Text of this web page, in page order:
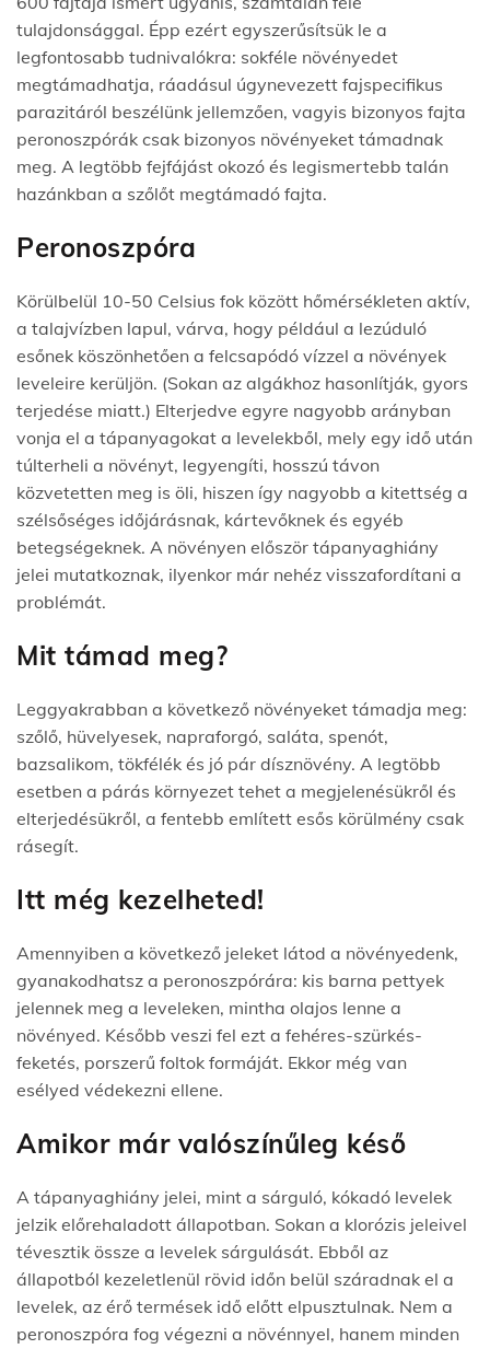
tulajdonsággal. Épp ezért egyszerűsítsük le a
legfontosabb tudnivalókra: sokféle növényedet
megtámadhatja, ráadásul úgynevezett fajspecifikus
parazitáról beszélünk jellemzően, vagyis bizonyos fajta
peronoszpórák csak bizonyos növényeket támadnak
meg. A legtöbb fejfájást okozó és legismertebb talán
hazánkban a szőlőt megtámadó fajta.
Peronoszpóra
Körülbelül 10-50 Celsius fok között hőmérsékleten aktív,
a talajvízben lapul, várva, hogy például a lezúduló
esőnek köszönhetően a felcsapódó vízzel a növények
leveleire kerüljön. (Sokan az algákhoz hasonlítják, gyors
terjedése miatt.) Elterjedve egyre nagyobb arányban
vonja el a tápanyagokat a levelekből, mely egy idő után
túlterheli a növényt, legyengíti, hosszú távon
közvetetten meg is öli, hiszen így nagyobb a kitettség a
szélsőséges időjárásnak, kártevőknek és egyéb
betegségeknek. A növényen először tápanyaghiány
jelei mutatkoznak, ilyenkor már nehéz visszafordítani a
problémát.
Mit támad meg?
Leggyakrabban a következő növényeket támadja meg:
szőlő, hüvelyesek, napraforgó, saláta, spenót,
bazsalikom, tökfélék és jó pár dísznövény. A legtöbb
esetben a párás környezet tehet a megjelenésükről és
elterjedésükről, a fentebb említett esős körülmény csak
rásegít.
Itt még kezelheted!
Amennyiben a következő jeleket látod a növényedenk,
gyanakodhatsz a peronoszpórára: kis barna pettyek
jelennek meg a leveleken, mintha olajos lenne a
növényed. Később veszi fel ezt a fehéres-szürkés-
feketés, porszerű foltok formáját. Ekkor még van
esélyed védekezni ellene.
Amikor már valószínűleg késő
A tápanyaghiány jelei, mint a sárguló, kókadó levelek
jelzik előrehaladott állapotban. Sokan a klorózis jeleivel
tévesztik össze a levelek sárgulását. Ebből az
állapotból kezeletlenül rövid időn belül száradnak el a
levelek, az érő termések idő előtt elpusztulnak. Nem a
peronoszpóra fog végezni a növénnyel, hanem minden